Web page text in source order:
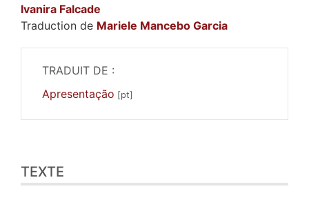
Ivanira Falcade
Traduction de Mariele Mancebo Garcia
TRADUIT DE :
Apresentação
Citer cet article
Auteurs
TEXTE